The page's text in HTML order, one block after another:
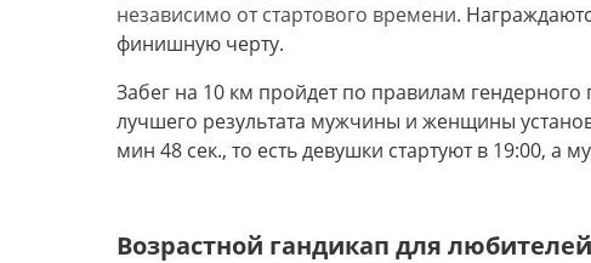
независимо от стартового времени.
финишную черту.
Забег на 10 км пройдет по правилам
лучшего результата мужчины и женщины
мин 48 сек., то есть девушки стартуют в 19:00, а
Возрастной гандикап для